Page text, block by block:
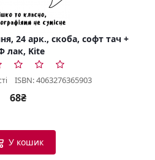
24 арк., скоба, софт тач +
лак, Kite
ISBN: 4063276365903
68₴
У кошик